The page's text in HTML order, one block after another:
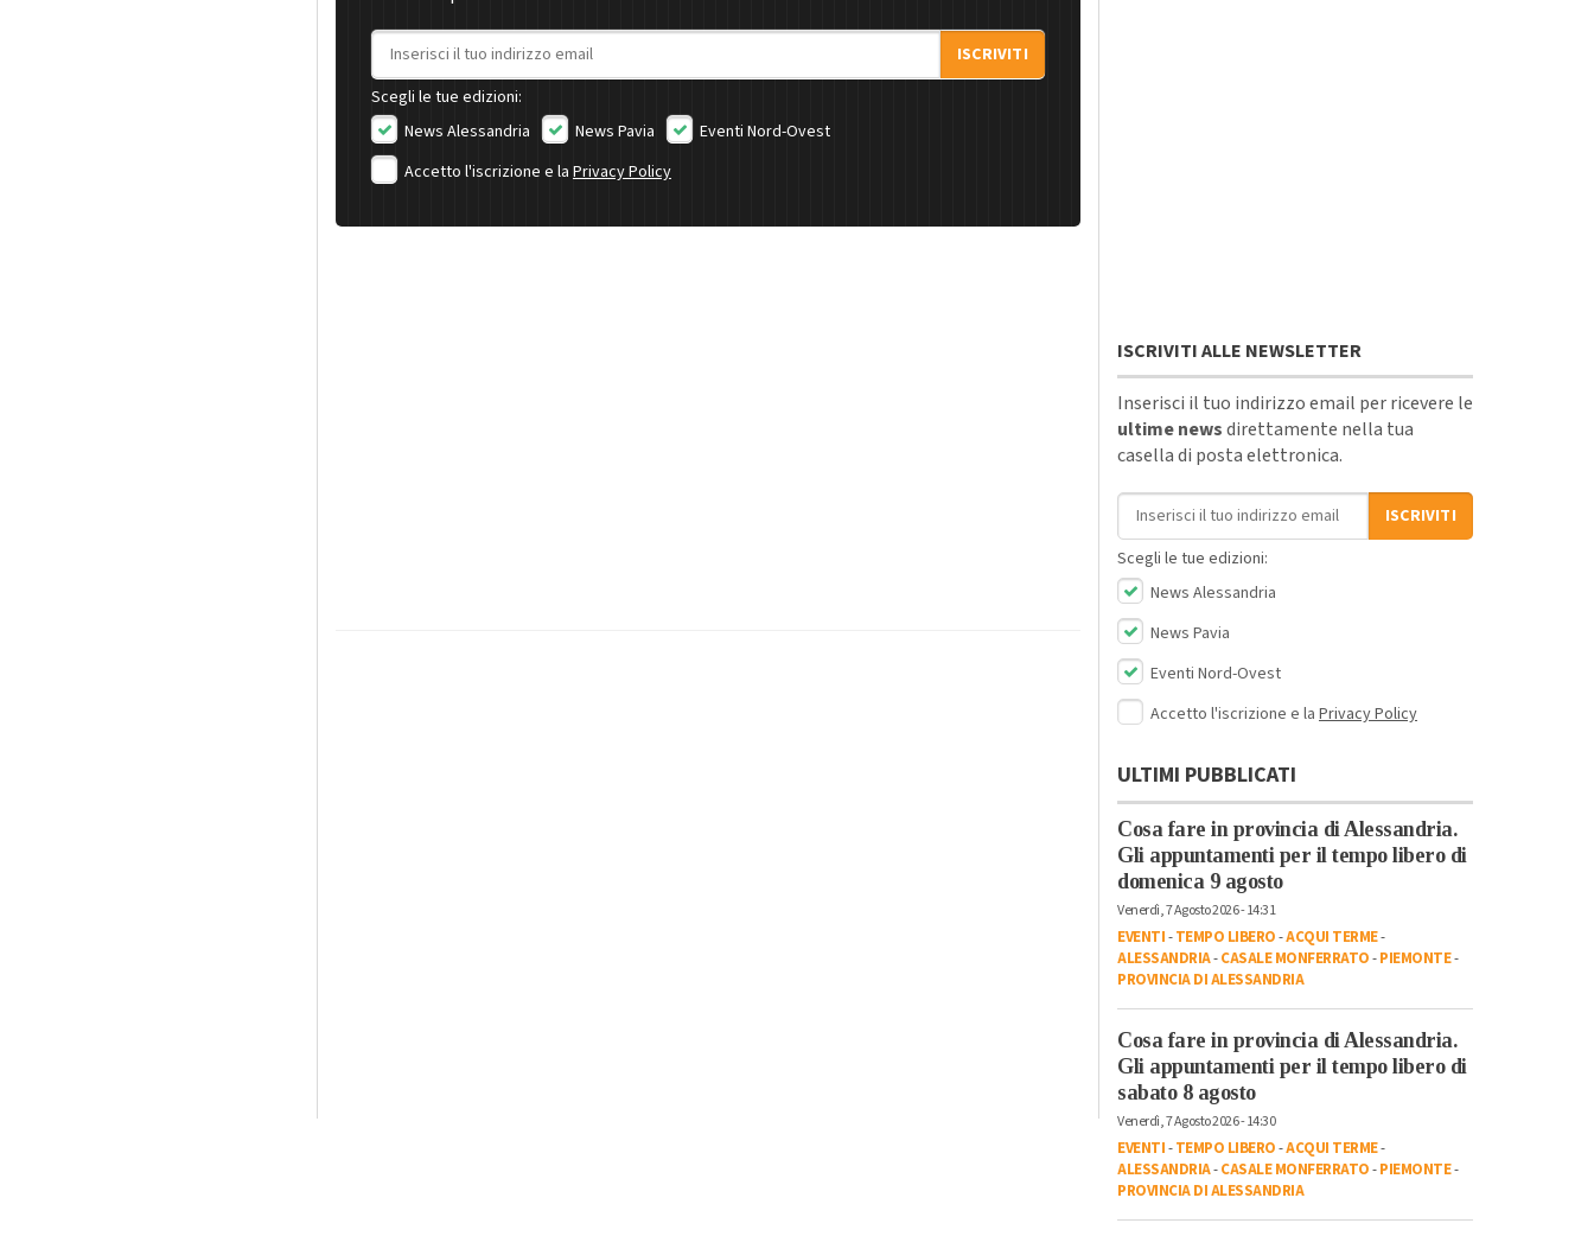
Indirizzo email
ISCRIVITI
Scegli le tue edizioni:
News Alessandria
News Pavia
Eventi Nord-Ovest
Accetto l'iscrizione e la Privacy Policy
ISCRIVITI ALLE NEWSLETTER
Inserisci il tuo indirizzo email per ricevere le
ultime newsdirettamente nella tua
casella di posta elettronica.
Indirizzo email
ISCRIVITI
Scegli le tue edizioni:
News Alessandria
News Pavia
Eventi Nord-Ovest
Accetto l'iscrizione e la Privacy Policy
ULTIMI PUBBLICATI
Cosa fare in provincia di Alessandria.
Gli appuntamenti per il tempo libero di
domenica 9 agosto
Venerdì, 7 Agosto 2026 - 14:31
EVENTI-TEMPO LIBERO-ACQUI TERME-
ALESSANDRIA-CASALE MONFERRATO-PIEMONTE-
PROVINCIA DI ALESSANDRIA
Cosa fare in provincia di Alessandria.
Gli appuntamenti per il tempo libero di
sabato 8 agosto
Venerdì, 7 Agosto 2026 - 14:30
EVENTI-TEMPO LIBERO-ACQUI TERME-
ALESSANDRIA-CASALE MONFERRATO-PIEMONTE-
PROVINCIA DI ALESSANDRIA